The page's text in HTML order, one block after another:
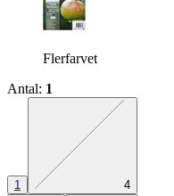
Flerfarvet
Antal: 1
1
Den præcise
4